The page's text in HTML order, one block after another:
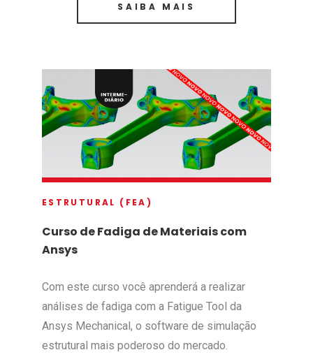
SAIBA MAIS
ESTRUTURAL (FEA)
Curso de Fadiga de Materiais com
Ansys
Com este curso você aprenderá a realizar
análises de fadiga com a Fatigue Tool da
Ansys Mechanical, o software de simulação
estrutural mais poderoso do mercado.